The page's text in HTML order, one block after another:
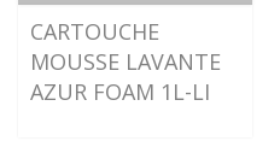
CARTOUCHE
MOUSSE LAVANTE
AZUR FOAM 1L-LI